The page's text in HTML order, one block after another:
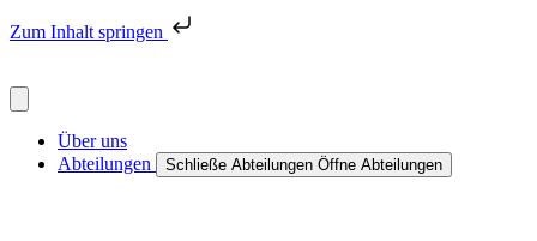
Zum Inhalt springen
Über uns
Abteilungen
Schließe Abteilungen Öffne Abteilungen